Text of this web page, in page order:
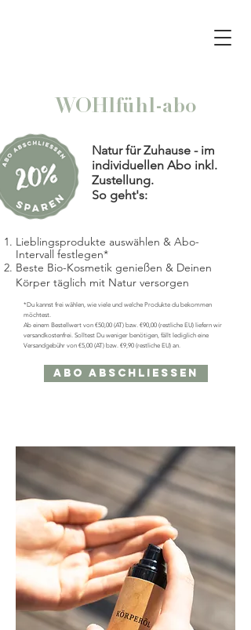
WOHlfühl-abo
Natur für Zuhause - im
individuellen Abo inkl.
Zustellung.
So geht's:
Lieblingsprodukte auswählen & Abo-
Intervall festlegen*
Beste Bio-Kosmetik genießen & Deinen
Körper täglich mit Natur versorgen
*Du kannst frei wählen, wie viele und welche Produkte du bekommen
möchtest.
Ab einem Bestellwert von €50,00 (AT) bzw. €90,00 (restliche EU) liefern wir
versandkostenfrei. Solltest Du weniger benötigen, fällt lediglich eine
Versandgebühr von €5,00 (AT) bzw. €9,90 (restliche EU) an.
ABO ABSCHLIESSEN